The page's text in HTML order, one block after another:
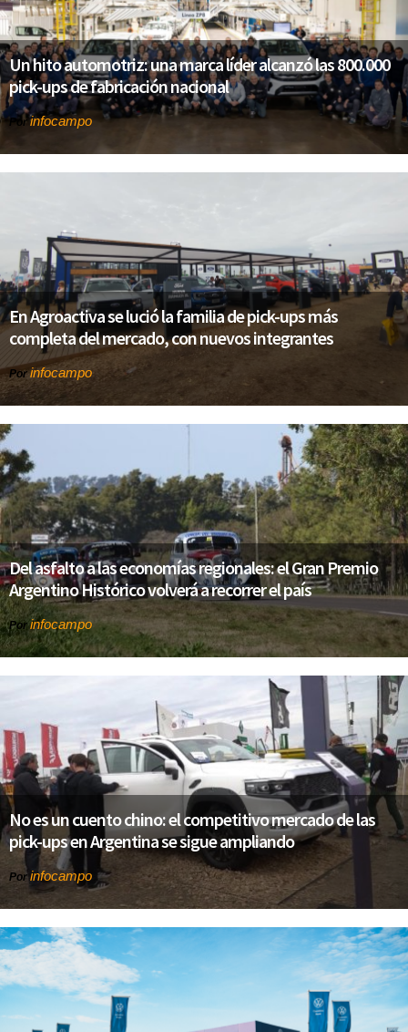
Un hito automotriz: una marca líder alcanzó las 800.000
pick-ups de fabricación nacional
Por infocampo
En Agroactiva se lució la familia de pick-ups más
completa del mercado, con nuevos integrantes
Porinfocampo
Del asfalto a las economías regionales: el Gran Premio
Argentino Histórico volverá a recorrer el país
Porinfocampo
No es un cuento chino: el competitivo mercado de las
pick-ups en Argentina se sigue ampliando
Porinfocampo